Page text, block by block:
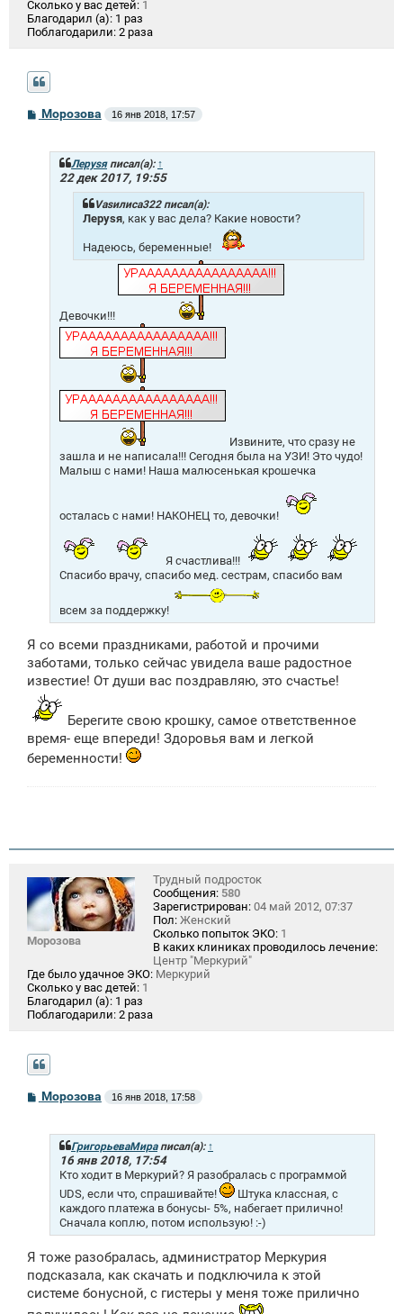
Сколько у вас детей: 1
Благодарил (а): 1 раз
Поблагодарили: 2 раза
СМорозова 16 янв 2018, 17:57
Лeрysяписал(а): ↑
22 дек 2017, 19:55
Vasилиса322 писал(а):
Лeрysя, как у вас дела? Какие новости?
Надеюсь, беременные!
Девочки!!!
Извините, что сразу не
зашла и не написала!!! Сегодня была на УЗИ! Это чудо!
Малыш с нами! Наша малюсенькая крошечка
осталась с нами! НАКОНЕЦ то, девочки!
Я счастлива!!!
Спасибо врачу, спасибо мед. сестрам, спасибо вам
всем за поддержку!
Я со всеми праздниками, работой и прочими
заботами, только сейчас увидела ваше радостное
известие! От души вас поздравляю, это счастье!
Берегите свою крошку, самое ответственное
время- еще впереди! Здоровья вам и легкой
беременности!
Морозова
Трудный подросток
Сообщения: 580
Зарегистрирован: 04 май 2012, 07:37
Пол: Женский
Сколько попыток ЭКО: 1
В каких клиниках проводилось лечение:
Центр "Меркурий"
Где было удачное ЭКО: Меркурий
Сколько у вас детей: 1
Благодарил (а): 1 раз
Поблагодарили: 2 раза
СМорозова 16 янв 2018, 17:58
ГригорьеваМираписал(а): ↑
16 янв 2018, 17:54
Кто ходит в Меркурий? Я разобралась с программой
UDS, если что, спрашивайте!
Штука классная, с
каждого платежа в бонусы- 5%, набегает прилично!
Сначала коплю, потом использую! :-)
Я тоже разобралась, администратор Меркурия
подсказала, как скачать и подключила к этой
системе бонусной, с гистеры у меня тоже прилично